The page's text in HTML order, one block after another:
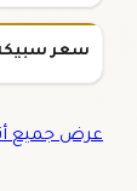
سعر سبيكة ذهب ١٠
عرض جميع